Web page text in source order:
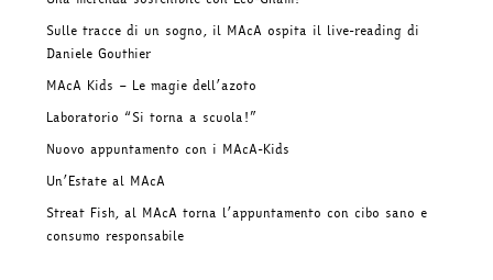
Sulle tracce di un sogno, il MAcA ospita il live-reading di
Daniele Gouthier
MAcA Kids – Le magie dell’azoto
Laboratorio “Si torna a scuola!”
Nuovo appuntamento con i MAcA-Kids
Un’Estate al MAcA
Streat Fish, al MAcA torna l’appuntamento con cibo sano e
consumo responsabile